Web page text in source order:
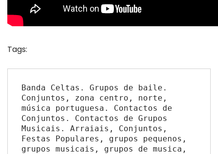
Tags:
Banda Celtas. Grupos de baile.
Conjuntos, zona centro, norte,
música portuguesa. Contactos de
Conjuntos. Contactos de Grupos
Musicais. Arraiais, Conjuntos,
Festas Populares, grupos pequenos,
grupos musicais, grupos de musica,